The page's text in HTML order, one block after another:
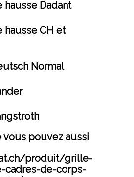
hausse Dadant
hausse CH et
Normal
pouvez aussi
produit/grille-
cadres-de-corps-